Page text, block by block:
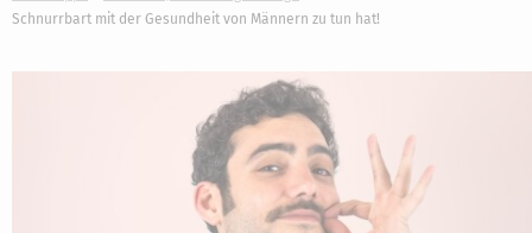
Schnurrbart mit der Gesundheit von Männern zu tun hat!